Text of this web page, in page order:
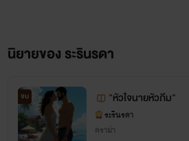
นิยายของ ระรินรดา
จบ "หัวใจนายหัวภีม"
ระรินรดา
ดราม่า